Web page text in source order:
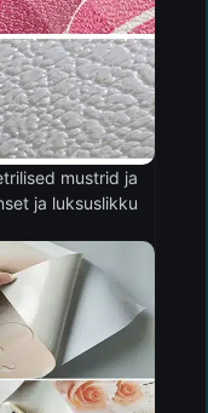
mustrid ja
ja luksuslikku